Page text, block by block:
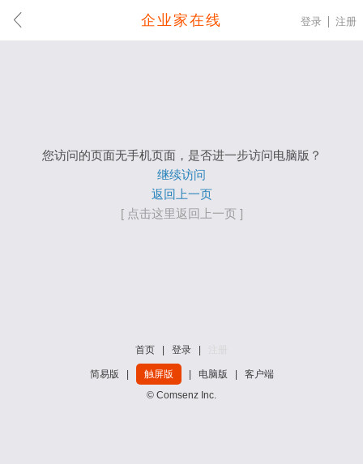
企业家在线 登录 注册
您访问的页面无手机页面，是否进一步访问电脑版？
继续访问
返回上一页
[ 点击这里返回上一页 ]
首页 登录
简易版 触屏版 电脑版
客户端
© Comsenz Inc.